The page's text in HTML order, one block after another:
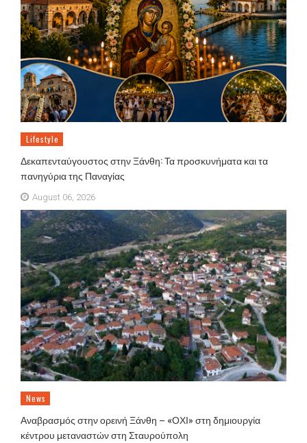
Lifestyle
Δεκαπενταύγουστος στην Ξάνθη: Τα προσκυνήματα και τα
πανηγύρια της Παναγίας
August 06, 2026
News
Αναβρασμός στην ορεινή Ξάνθη – «ΟΧΙ» στη δημιουργία
κέντρου μεταναστών στη Σταυρούπολη